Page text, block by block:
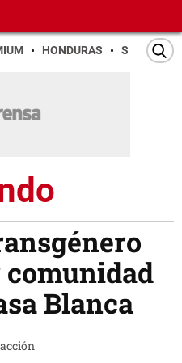
HONDURAS SAN PEDRO
Blanca